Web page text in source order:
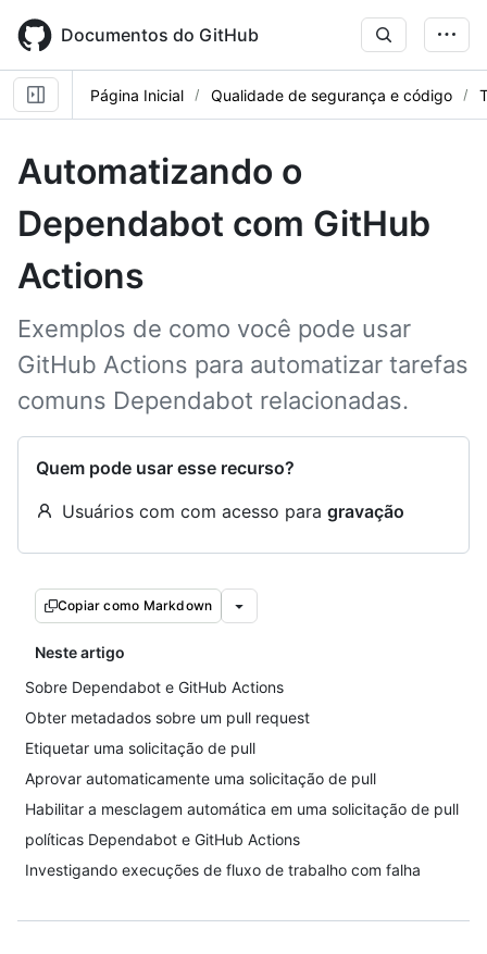
main
content
Documentos do GitHub
Página Inicial Qualidade de segurança e código
Automatizando o
Dependabot com GitHub
Actions
Exemplos de como você pode usar
GitHub Actions para automatizar tarefas
comuns Dependabot relacionadas.
Quem pode usar esse recurso?
Usuários com com acesso para gravação
Copiar como Markdown
Neste artigo
Sobre Dependabot e GitHub Actions
Obter metadados sobre um pull request
Etiquetar uma solicitação de pull
Aprovar automaticamente uma solicitação de pull
Habilitar a mesclagem automática em uma solicitação de pull
políticas Dependabot e GitHub Actions
Investigando execuções de fluxo de trabalho com falha